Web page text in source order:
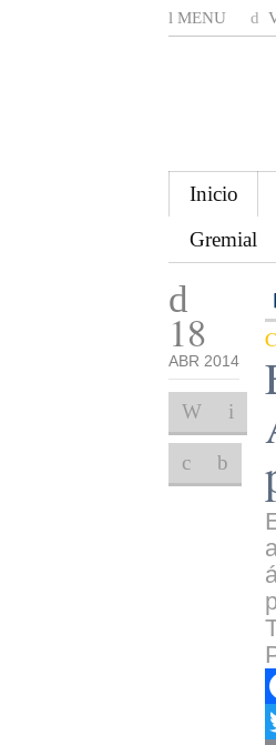
MENU
Inicio
Gremial
18
ABR 2014